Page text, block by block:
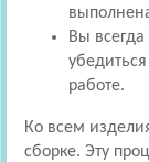
Вы
работе.
Ко всем
сборке. Эту